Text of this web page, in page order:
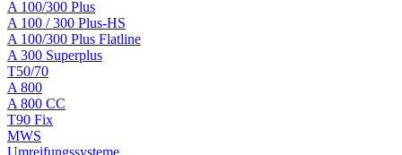
A 100/300 Plus
A 100 / 300 Plus-HS
A 100/300 Plus Flatline
A 300 Superplus
T50/70
A 800
A 800 CC
T90 Fix
MWS
Umreifungssysteme